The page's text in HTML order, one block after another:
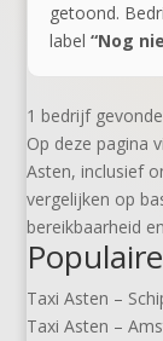
getoond.
label“Nog
1 bedrijf
Op deze pagina
Asten, inclusief
vergelijken op
bereikbaarheid
Taxi Asten –
Taxi Asten –